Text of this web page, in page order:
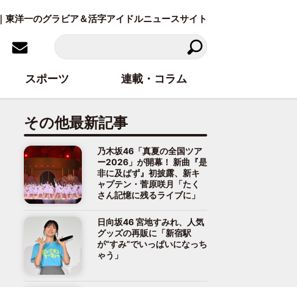
洋一のグラビア＆活字アイドルニュースサイト
その他最新記事
乃木坂46「真夏の全国ツア
ー2026」が開幕！ 新曲『是
非に及ばず』初披露、新キ
ャプテン・菅原咲月「たく
さん記憶に残るライブに」
日向坂46 宮地すみれ、人気
グッズの再販に「新宿駅
が“すみ”でいっぱいになっち
ゃう」
スポーツ 連載・コラム